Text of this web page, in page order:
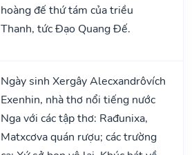
hoàng đế thứ tám của triều
Thanh, tức Đạo Quang Đế.
Ngày sinh Xergây Alecxandrôvích
Exenhin, nhà thơ nổi tiếng nước
Nga với các tập thơ: Rađunixa,
Matxcơva quán rượu; các trường